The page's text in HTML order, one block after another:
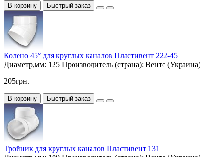
В корзину Быстрый заказ
Колено 45° для круглых каналов Пластивент 222-45
Диаметр,мм: 125 Производитель (страна): Вентс (Украина)
205грн.
В корзину Быстрый заказ
Тройник для круглых каналов Пластивент 131